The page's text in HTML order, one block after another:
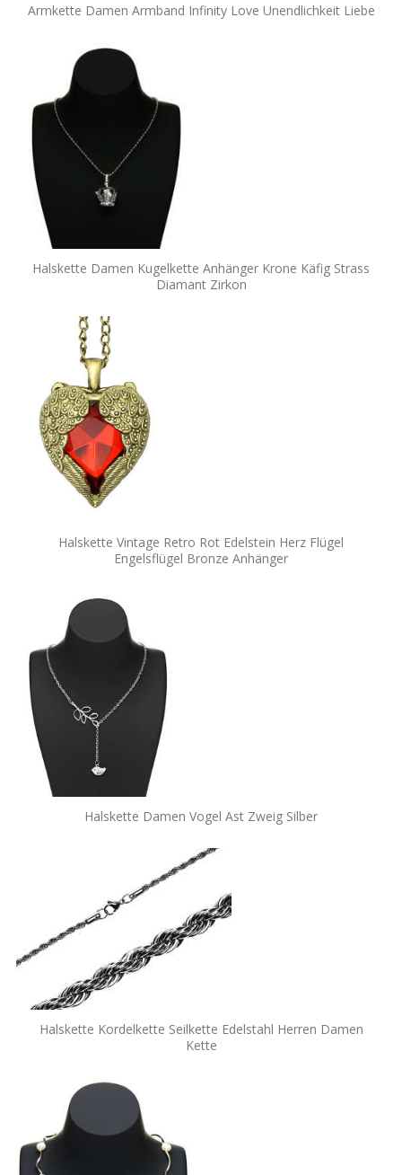
Armkette Damen Armband Infinity Love Unendlichkeit Liebe
Halskette Damen Kugelkette Anhänger Krone Käfig Strass
Diamant Zirkon
Halskette Vintage Retro Rot Edelstein Herz Flügel
Engelsflügel Bronze Anhänger
Halskette Damen Vogel Ast Zweig Silber
Halskette Kordelkette Seilkette Edelstahl Herren Damen
Kette